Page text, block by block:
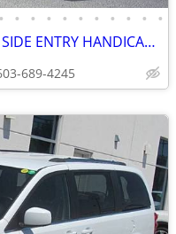
• • • • • • • • • • •
♿♿ 2016 TOYOTA SIENNA XLE | SIDE ENTRY HANDICAP VAN ♿♿
689-4245